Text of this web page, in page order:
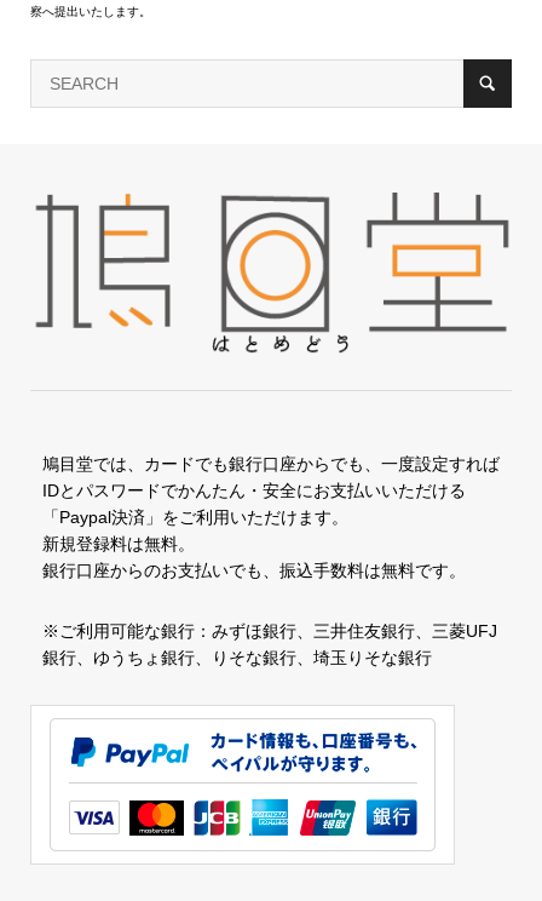
察へ提出いたします。
鳩目堂では、カードでも銀行口座からでも、一度設定すれば
IDとパスワードでかんたん・安全にお支払いいただける
「Paypal決済」をご利用いただけます。
新規登録料は無料。
銀行口座からのお支払いでも、振込手数料は無料です。
※ご利用可能な銀行：みずほ銀行、三井住友銀行、三菱UFJ
銀行、ゆうちょ銀行、りそな銀行、埼玉りそな銀行